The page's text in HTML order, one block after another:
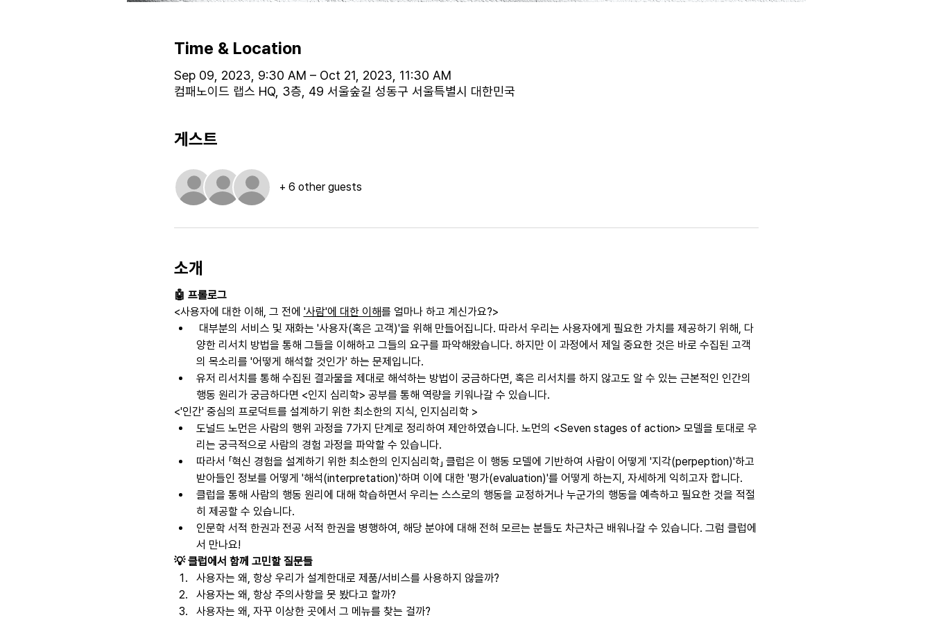
Time & Location
Sep 09, 2023, 9:30 AM – Oct 21, 2023, 11:30 AM
컴패노이드 랩스 HQ, 3층, 49 서울숲길 성동구 서울특별시 대한민국
게스트
+ 6 other guests
소개
🤖 프롤로그
<사용자에 대한 이해, 그 전에 '사람'에 대한 이해를 얼마나 하고 계신가요?>
대부분의 서비스 및 재화는 '사용자(혹은 고객)'을 위해 만들어집니다. 따라서 우리는 사용자에게 필요한 가치를 제공하기 위해, 다
양한 리서치 방법을 통해 그들을 이해하고 그들의 요구를 파악해왔습니다. 하지만 이 과정에서 제일 중요한 것은 바로 수집된 고객
의 목소리를 '어떻게 해석할 것인가' 하는 문제입니다.
유저 리서치를 통해 수집된 결과물을 제대로 해석하는 방법이 궁금하다면, 혹은 리서치를 하지 않고도 알 수 있는 근본적인 인간의
행동 원리가 궁금하다면 <인지 심리학> 공부를 통해 역량을 키워나갈 수 있습니다.
<'인간' 중심의 프로덕트를 설계하기 위한 최소한의 지식, 인지심리학 >
도널드 노먼은 사람의 행위 과정을 7가지 단계로 정리하여 제안하였습니다. 노먼의 <Seven stages of action> 모델을 토대로 우
리는 궁극적으로 사람의 경험 과정을 파악할 수 있습니다.
따라서 「혁신 경험을 설계하기 위한 최소한의 인지심리학」 클럽은 이 행동 모델에 기반하여 사람이 어떻게 '지각(perpeption)'하고
받아들인 정보를 어떻게 '해석(interpretation)'하며 이에 대한 '평가(evaluation)'를 어떻게 하는지, 자세하게 익히고자 합니다.
클럽을 통해 사람의 행동 원리에 대해 학습하면서 우리는 스스로의 행동을 교정하거나 누군가의 행동을 예측하고 필요한 것을 적절
히 제공할 수 있습니다.
인문학 서적 한권과 전공 서적 한권을 병행하여, 해당 분야에 대해 전혀 모르는 분들도 차근차근 배워나갈 수 있습니다. 그럼 클럽에
서 만나요!
💡 클럽에서 함께 고민할 질문들
사용자는 왜, 항상 우리가 설계한대로 제품/서비스를 사용하지 않을까?
사용자는 왜, 항상 주의사항을 못 봤다고 할까?
사용자는 왜, 자꾸 이상한 곳에서 그 메뉴를 찾는 걸까?